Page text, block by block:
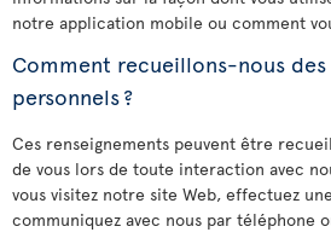
notre application mobile ou comment
Comment recueillons-nous
personnels ?
Ces renseignements peuvent être
de vous lors de toute interaction avec
vous visitez notre site Web, effectuez
communiquez avec nous par téléphone